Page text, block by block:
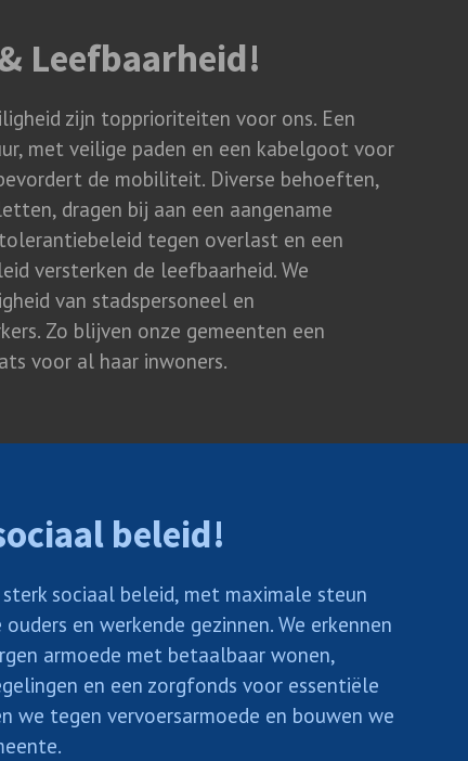
Leefbaarheid!
zijn topprioriteiten voor ons. Een
met veilige paden en een kabelgoot voor
de mobiliteit. Diverse behoeften,
dragen bij aan een aangename
tegen overlast en een
versterken de leefbaarheid. We
van stadspersoneel en
Zo blijven onze gemeenten een
voor al haar inwoners.
beleid!
sociaal beleid, met maximale steun
en werkende gezinnen. We erkennen
armoede met betaalbaar wonen,
en een zorgfonds voor essentiële
we tegen vervoersarmoede en bouwen we